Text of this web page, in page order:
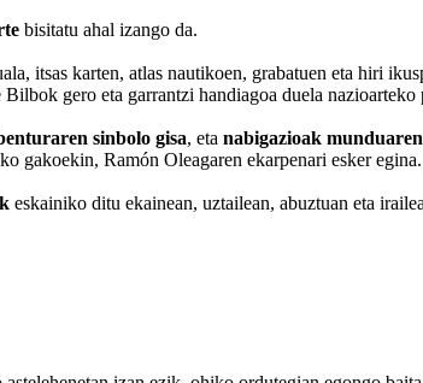
bisitatu ahal izango da.
itsas karten, atlas nautikoen, grabatuen eta hiri
Bilbok gero eta garrantzi handiagoa duela nazioarteko
sinbolo gisa, eta nabigazioak
gakoekin, Ramón Oleagaren ekarpenari esker egina.
eskainiko ditu ekainean, uztailean, abuztuan eta